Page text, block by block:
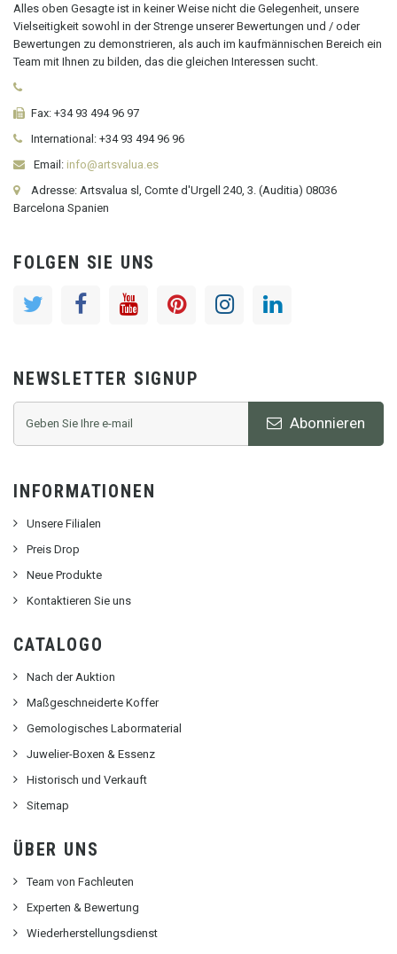
Alles oben Gesagte ist in keiner Weise nicht die Gelegenheit, unsere
Vielseitigkeit sowohl in der Strenge unserer Bewertungen und / oder
Bewertungen zu demonstrieren, als auch im kaufmännischen Bereich ein
Team mit Ihnen zu bilden, das die gleichen Interessen sucht.
Fax: +34 93 494 96 97
International: +34 93 494 96 96
Email: info@artsvalua.es
Adresse: Artsvalua sl, Comte d'Urgell 240, 3. (Auditia) 08036
Barcelona Spanien
FOLGEN SIE UNS
NEWSLETTER SIGNUP
Abonnieren
INFORMATIONEN
Unsere Filialen
Preis Drop
Neue Produkte
Kontaktieren Sie uns
CATALOGO
Nach der Auktion
Maßgeschneiderte Koffer
Gemologisches Labormaterial
Juwelier-Boxen & Essenz
Historisch und Verkauft
Sitemap
ÜBER UNS
Team von Fachleuten
Experten & Bewertung
Wiederherstellungsdienst